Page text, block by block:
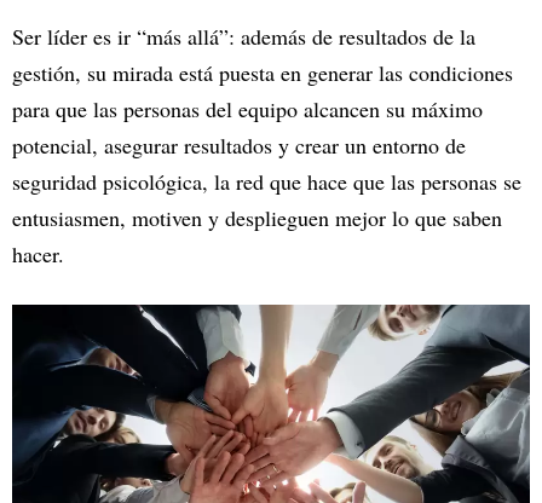
Ser líder es ir “más allá”: además de resultados de la
gestión, su mirada está puesta en generar las condiciones
para que las personas del equipo alcancen su máximo
potencial, asegurar resultados y crear un entorno de
seguridad psicológica, la red que hace que las personas se
entusiasmen, motiven y desplieguen mejor lo que saben
hacer.